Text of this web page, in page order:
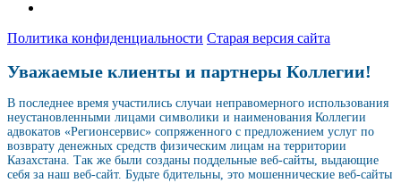
Политика конфиденциальности Старая версия сайта
Уважаемые клиенты и партнеры Коллегии!
В последнее время участились случаи неправомерного использования
неустановленными лицами символики и наименования Коллегии
адвокатов «Регионсервис» сопряженного с предложением услуг по
возврату денежных средств физическим лицам на территории
Казахстана. Так же были созданы поддельные веб-сайты, выдающие
себя за наш веб-сайт. Будьте бдительны, это мошеннические веб-сайты